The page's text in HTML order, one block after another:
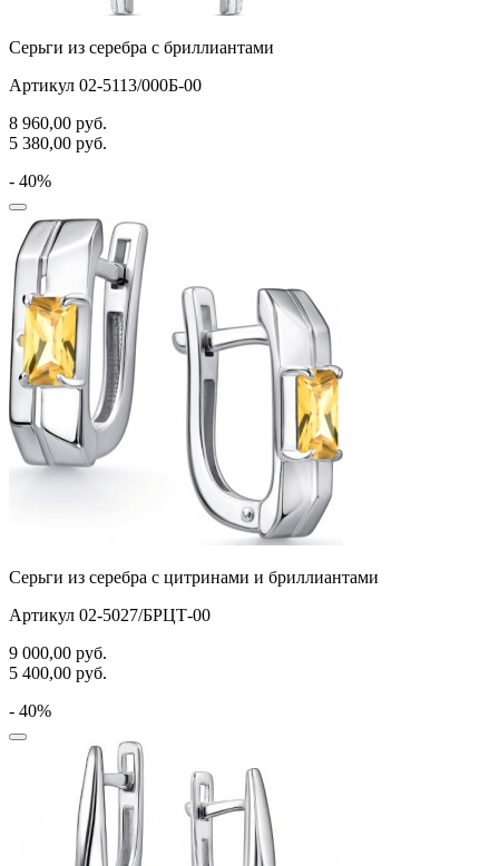
Серьги из серебра с бриллиантами
Артикул 02-5113/000Б-00
8 960,00 руб.
5 380,00 руб.
- 40%
Серьги из серебра с цитринами и бриллиантами
Артикул 02-5027/БРЦТ-00
9 000,00 руб.
5 400,00 руб.
- 40%